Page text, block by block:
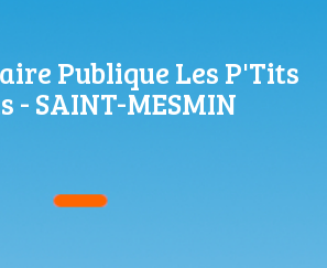
Publique Les P'Tits
- SAINT-MESMIN